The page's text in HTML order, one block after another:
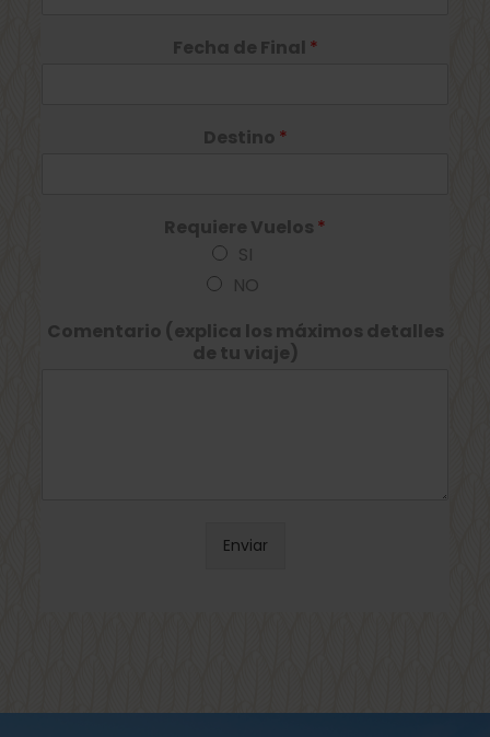
Fecha de Final *
Destino *
Requiere Vuelos *
SI
NO
Comentario (explica los máximos detalles
de tu viaje)
Enviar